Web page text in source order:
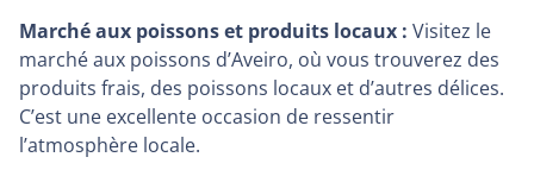
Marché aux poissons et produits locaux : Visitez le
marché aux poissons d’Aveiro, où vous trouverez des
produits frais, des poissons locaux et d’autres délices.
C’est une excellente occasion de ressentir
l’atmosphère locale.